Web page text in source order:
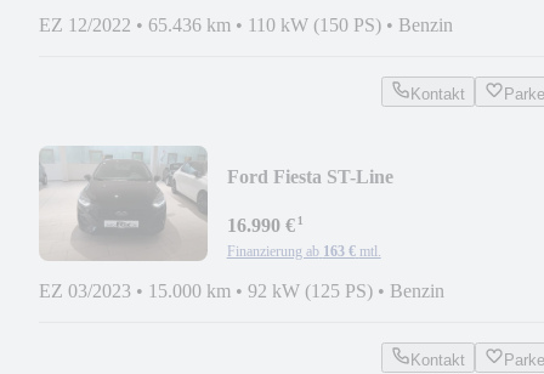
EZ 12/2022 • 65.436 km • 110 kW (150 PS) • Benzin
Kontakt
Ford Fiesta ST-Line
16.990 €¹
Finanzierung ab 163 € mtl.
EZ 03/2023 • 15.000 km • 92 kW (125 PS) • Benzin
Kontakt